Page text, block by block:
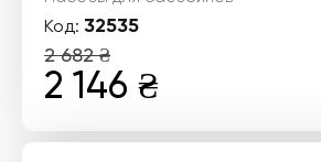
Код: 32535
2 682₴
Первоначальная
цена
2 146 ₴
цена: